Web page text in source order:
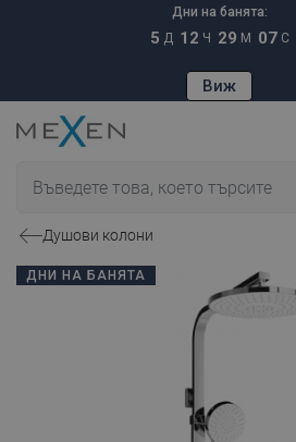
Дни на банята:
5 Д 12 Ч 29 М 06 С
Виж
Душови колони
ДНИ НА БАНЯТА